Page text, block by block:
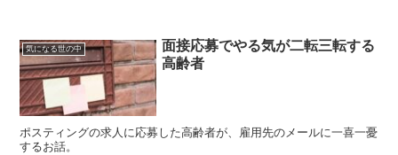
気になる世の中
面接応募でやる気が二転三転する
高齢者
ポスティングの求人に応募した高齢者が、雇用先のメールに一喜一憂
するお話。